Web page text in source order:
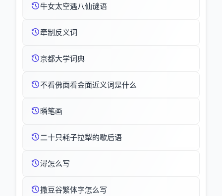
牛女太空遇八仙谜语
牵制反义词
京都大学词典
不看佛面看金面近义词是什么
暽笔画
二十只耗子拉犁的歇后语
潯怎么写
撒豆谷繁体字怎么写